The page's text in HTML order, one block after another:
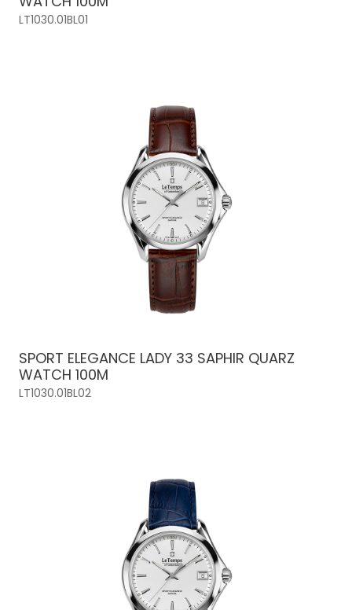
LT1030.01BL01
SPORT ELEGANCE LADY 33 SAPHIR QUARZ
WATCH 100M
LT1030.01BL02